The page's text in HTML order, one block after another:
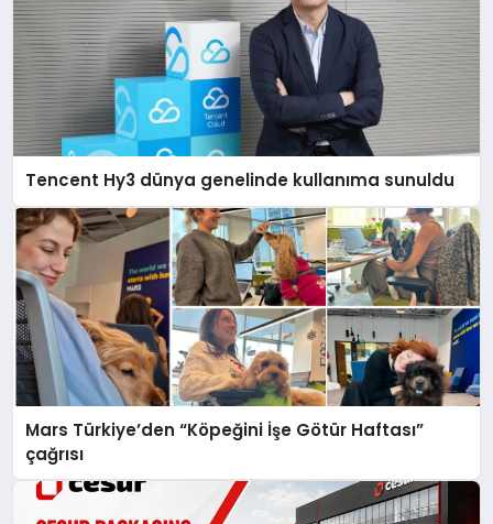
Tencent Hy3 dünya genelinde kullanıma sunuldu
Mars Türkiye’den “Köpeğini İşe Götür Haftası”
çağrısı